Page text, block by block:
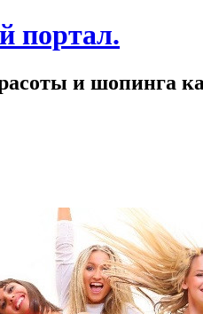
портал.
и шопинга